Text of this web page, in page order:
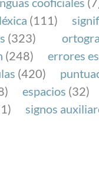
(111)
(323)
(248)
errores
(420)
espacios (32)
signos